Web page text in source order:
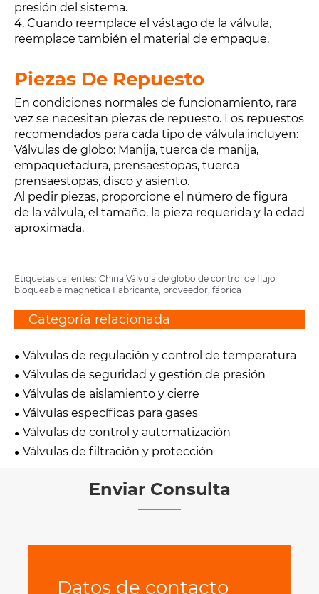
presión del sistema.
4. Cuando reemplace el vástago de la válvula,
reemplace también el material de empaque.
Piezas De Repuesto
En condiciones normales de funcionamiento, rara
vez se necesitan piezas de repuesto. Los repuestos
recomendados para cada tipo de válvula incluyen:
Válvulas de globo: Manija, tuerca de manija,
empaquetadura, prensaestopas, tuerca
prensaestopas, disco y asiento.
Al pedir piezas, proporcione el número de figura
de la válvula, el tamaño, la pieza requerida y la edad
aproximada.
Etiquetas calientes: China Válvula de globo de control de flujo
bloqueable magnética Fabricante, proveedor, fábrica
Categoría relacionada
Válvulas de regulación y control de temperatura
Válvulas de seguridad y gestión de presión
Válvulas de aislamiento y cierre
Válvulas específicas para gases
Válvulas de control y automatización
Válvulas de filtración y protección
Enviar Consulta
Datos de contacto